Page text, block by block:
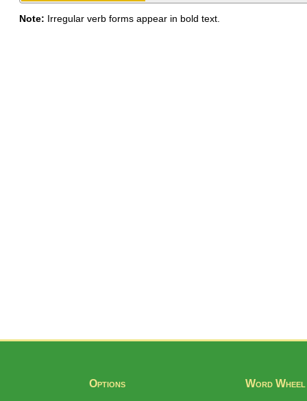
Note: Irregular verb forms appear in bold text.
Options Word Wheel